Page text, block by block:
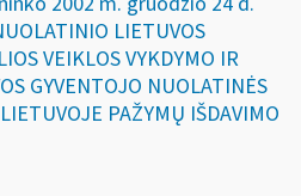
LIETUVOS
VEIKLOS VYKDYMO IR
GYVENTOJO NUOLATINĖS
PAŽYMŲ IŠDAVIMO